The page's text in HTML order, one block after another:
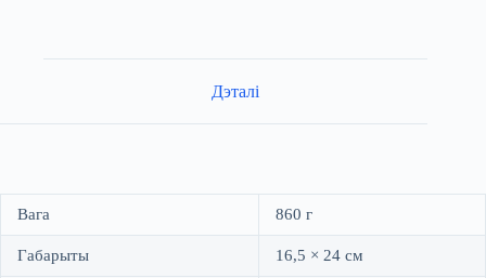
Дэталі
Вага 860 г
Габарыты 16,5 × 24 см